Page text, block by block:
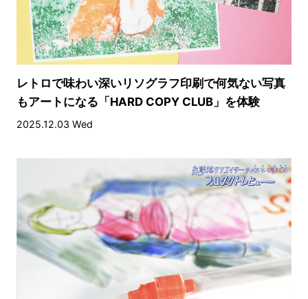
レトロで味わい深いリソグラフ印刷で何気ない写真
もアートになる「HARD COPY CLUB」を体験
2025.12.03 Wed